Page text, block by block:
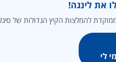
את לינגה!
לי